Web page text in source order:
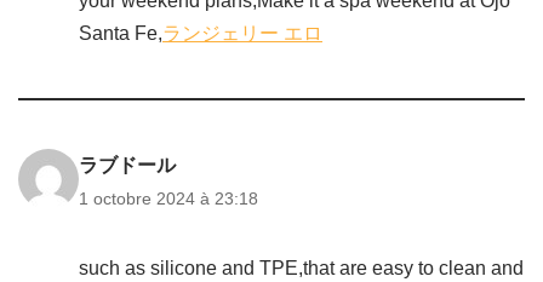
Santa Fe,ランジェリー エロ
ラブドール
1 octobre 2024 à 23:18
such as silicone and TPE,that are easy to clean and